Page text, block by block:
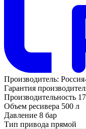
Производитель:
Гарантия
Производительность
Объем ресивера 500 л
Давление 8 бар
Тип привода прямой